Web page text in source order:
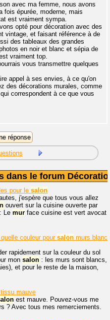
avec ma femme, nous avons
fois épurée, moderne, mais
est vraiment sympa.
opté pour décoration avec des
vintage, et faisant référence à de
des tableaux des grandes
en noir et blanc et sépia de
vraiment top.
vous transmettre quelques
appel à ses envies, à ce qu'on
des décorations murales, comme
correspondent à ce que vous
dans le forum
pour le salon
j'espère que tous vous allez
ouvert sur la cuisine ouverte par
Le mur face cuisine est vert avocat
couleur pour salon murs blanc
rapidement sur la couleur du sol
mon salon : les murs sont blancs,
et pour le reste de la maison,
mauve
est mauve. Pouvez-vous me
? Avec tous mes remerciements.